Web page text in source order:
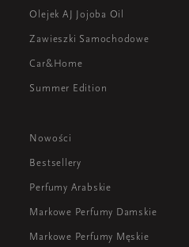
Olejek AJ Jojoba Oil
Zawieszki Samochodowe
Car&Home
Summer Edition
Nowości
Bestsellery
Perfumy Arabskie
Markowe Perfumy Damskie
Markowe Perfumy Męskie